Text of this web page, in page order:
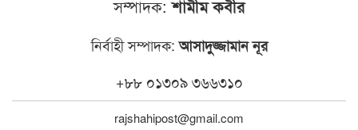
সম্পাদক: শামীম কবীর
নির্বাহী সম্পাদক:আসাদুজ্জামান নূর
+৮৮ ০১৩০৯ ৩৬৬৩১০
rajshahipost@gmail.com